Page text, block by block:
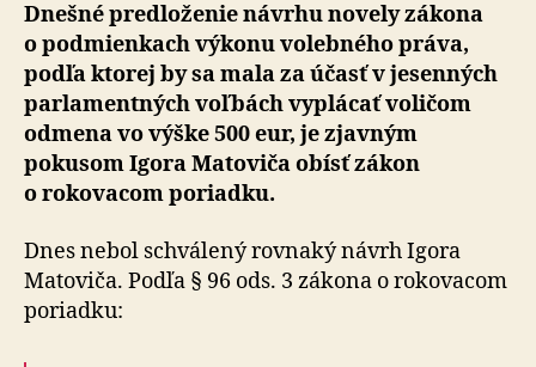
Dnešné predloženie návrhu novely zákona
o podmienkach výkonu volebného práva,
podľa ktorej by sa mala za účasť v jesenných
parlamentných voľbách vyplácať voličom
odmena vo výške 500 eur, je zjavným
pokusom Igora Matoviča obísť zákon
o rokovacom poriadku.
Dnes nebol schválený rovnaký návrh Igora
Matoviča. Podľa § 96 ods. 3 zákona o rokovacom
poriadku: